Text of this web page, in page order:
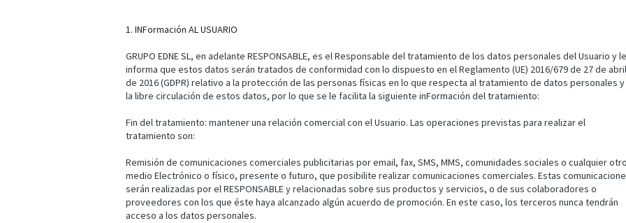
1. INFormación AL USUARIO
GRUPO EDNE SL, en adelante RESPONSABLE, es el Responsable del tratamiento de los datos personales del Usuario y le
informa que estos datos serán tratados de conformidad con lo dispuesto en el Reglamento (UE) 2016/679 de 27 de abril
de 2016 (GDPR) relativo a la protección de las personas físicas en lo que respecta al tratamiento de datos personales y
la libre circulación de estos datos, por lo que se le facilita la siguiente inFormación del tratamiento:
Fin del tratamiento: mantener una relación comercial con el Usuario. Las operaciones previstas para realizar el
tratamiento son:
Remisión de comunicaciones comerciales publicitarias por email, fax, SMS, MMS, comunidades sociales o cualquier otro
medio Electrónico o físico, presente o futuro, que posibilite realizar comunicaciones comerciales. Estas
serán realizadas por el RESPONSABLE y relacionadas sobre sus productos y servicios, o de sus colaboradores o
proveedores con los que éste haya alcanzado algún acuerdo de promoción. En este caso, los terceros nunca tendrán
acceso a los datos personales.